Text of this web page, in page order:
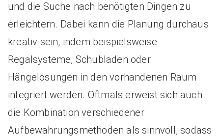
und die Suche nach benötigten Dingen zu
erleichtern. Dabei kann die Planung durchaus
kreativ sein, indem beispielsweise
Regalsysteme, Schubladen oder
Hängelösungen in den vorhandenen Raum
integriert werden. Oftmals erweist sich auch
die Kombination verschiedener
Aufbewahrungsmethoden als sinnvoll, sodass